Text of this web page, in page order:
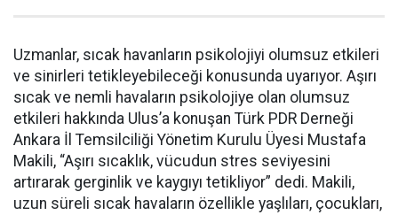
Uzmanlar, sıcak havanların psikolojiyi olumsuz etkileri
ve sinirleri tetikleyebileceği konusunda uyarıyor. Aşırı
sıcak ve nemli havaların psikolojiye olan olumsuz
etkileri hakkında Ulus’a konuşan Türk PDR Derneği
Ankara İl Temsilciliği Yönetim Kurulu Üyesi Mustafa
Makili, “Aşırı sıcaklık, vücudun stres seviyesini
artırarak gerginlik ve kaygıyı tetikliyor” dedi. Makili,
uzun süreli sıcak havaların özellikle yaşlıları, çocukları,